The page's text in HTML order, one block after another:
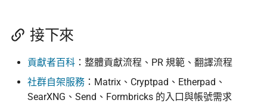
接下來
貢獻者百科 ：整體貢獻流程、PR 規範、翻譯流程
社群自架服務 ：Matrix、Cryptpad、Etherpad、
SearXNG、Send、Formbricks 的入口與帳號需求